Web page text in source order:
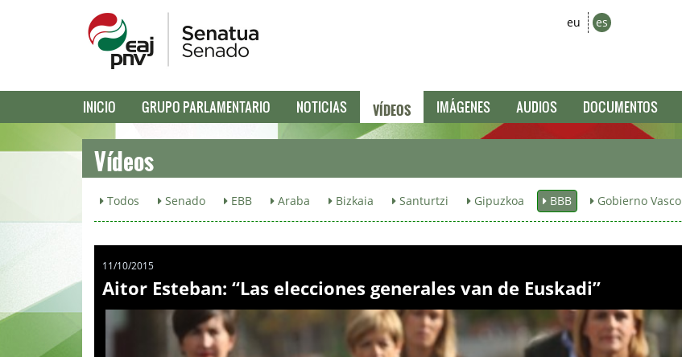
eu es
INICIO GRUPO PARLAMENTARIO NOTICIAS VÍDEOS IMÁGENES AUDIOS DOCUMENTOS
Vídeos
Todos Senado EBB Araba Bizkaia Santurtzi Gipuzkoa BBB Gobierno Vasco
11/10/2015
Aitor Esteban: “Las elecciones generales van de Euskadi”